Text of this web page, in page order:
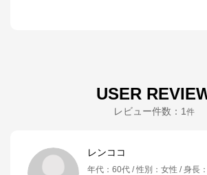
USER
レビュー件数： 1 件
レンココ
年代 ： 60代 性別 ： 女性 身長 ：